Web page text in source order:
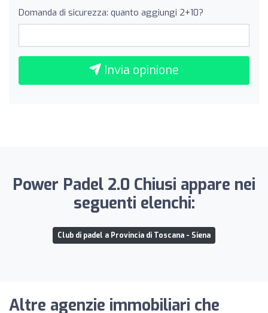
Domanda di sicurezza: quanto aggiungi 2+10?
Invia opinione
Power Padel 2.0 Chiusi appare nei
seguenti elenchi:
Club di padel a Provincia di Toscana - Siena
Altre agenzie immobiliari che